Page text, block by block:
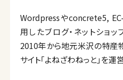
Wordpressやconcrete5,
用したブログ・ネットショ
2010年から地元米沢の特産
サイト「よねざわねっと」を運